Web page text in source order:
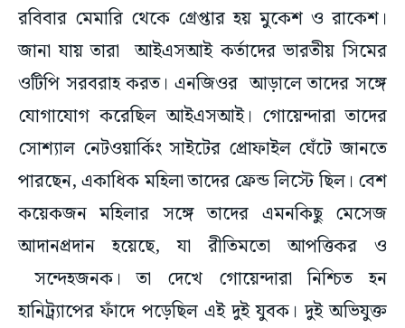
রবিবার মেমারি থেকে গ্রেপ্তার হয় মুকেশ ও রাকেশ।
জানা যায় তারা আইএসআই কর্তাদের ভারতীয় সিমের
ওটিপি সরবরাহ করত। এনজিওর আড়ালে তাদের সঙ্গে
যোগাযোগ করেছিল আইএসআই। গোয়েন্দারা তাদের
সোশ্যাল নেটওয়ার্কিং সাইটের প্রোফাইল ঘেঁটে জানতে
পারছেন, একাধিক মহিলা তাদের ফ্রেন্ড লিস্টে ছিল। বেশ
কয়েকজন মহিলার সঙ্গে তাদের এমনকিছু মেসেজ
আদানপ্রদান হয়েছে, যা রীতিমতো আপত্তিকর ও
সন্দেহজনক। তা দেখে গোয়েন্দারা নিশ্চিত হন
হানিট্র্যাপের ফাঁদে পড়েছিল এই দুই যুবক। দুই অভিযুক্ত